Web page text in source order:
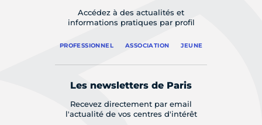
Accédez à des actualités et
informations pratiques par profil
PROFESSIONNEL ASSOCIATION JEUNE
Les newsletters de Paris
Recevez directement par email
l'actualité de vos centres d'intérêt